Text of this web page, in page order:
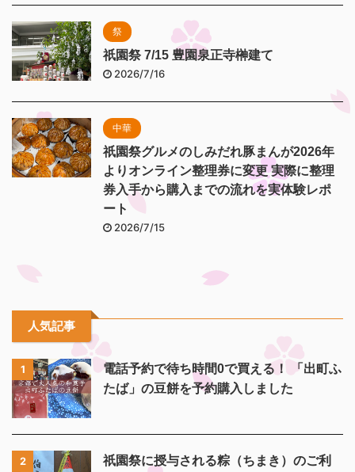
祭
祇園祭 7/15 豊園泉正寺榊建て
2026/7/16
中華
祇園祭グルメのしみだれ豚まんが2026年
よりオンライン整理券に変更 実際に整理
券入手から購入までの流れを実体験レポ
ート
2026/7/15
人気記事
1
電話予約で待ち時間0で買える！ 「出町ふ
たば」の豆餅を予約購入しました
2
祇園祭に授与される粽（ちまき）のご利